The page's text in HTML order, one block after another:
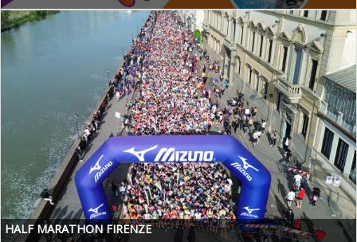
HALF MARATHON FIRENZE